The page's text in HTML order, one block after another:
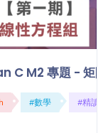
C M2 專題 - 矩
#數學 #精讀